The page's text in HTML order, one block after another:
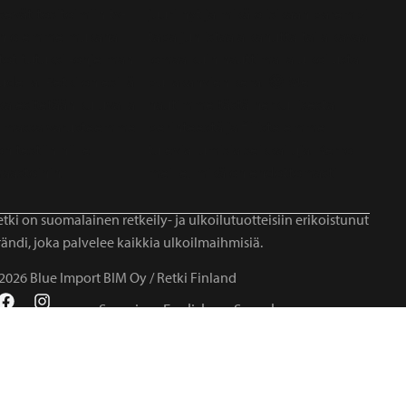
on suomalainen retkeily- ja ulkoilutuotteisiin erikoistunut
joka palvelee kaikkia ulkoilmaihmisiä.
Blue Import BIM Oy / Retki Finland
Suomi English Svenska